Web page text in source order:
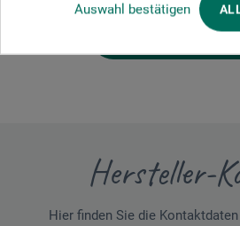
Auswahl bestätigen
JETZT PRODUKT
Hersteller-
Hier finden Sie die